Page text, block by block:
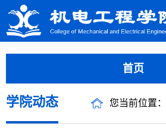
首页
学院动态 您当前位置：